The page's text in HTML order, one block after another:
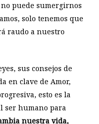
puede sumergirnos
solo tenemos que
raudo a nuestro
sus consejos de
en clave de Amor,
esto es la
ser humano para
nuestra vida,